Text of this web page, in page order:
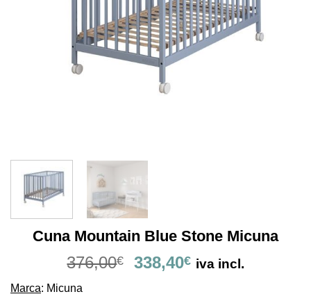
Cuna Mountain Blue Stone Micuna
376,00€
El
338,40€El
iva incl.
Marca: Micuna